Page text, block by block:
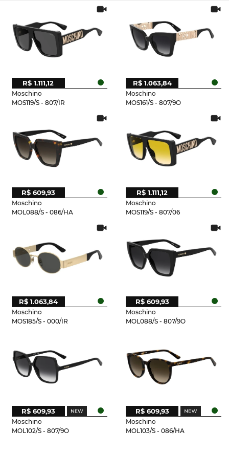
Moschino
MOS119/S - 807/IR
R$ 1.111,12
Moschino
MOS161/S - 807/9O
R$ 1.063,84
Moschino
MOL088/S - 086/HA
R$ 609,93
Moschino
MOS119/S - 807/06
R$ 1.111,12
Moschino
MOS185/S - 000/IR
R$ 1.063,84
Moschino
MOL088/S - 807/9O
R$ 609,93
Moschino
MOL102/S - 807/9O
R$ 609,93
Moschino
MOL103/S - 086/HA
R$ 609,93